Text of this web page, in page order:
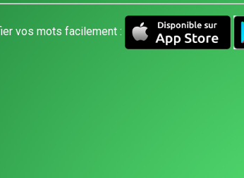
vos mots facilement :